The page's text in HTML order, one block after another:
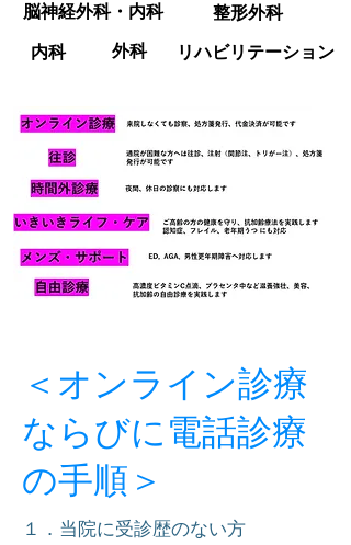
脳神経外科・内科 整形外科
内科 外科 リハビリテーション
＜オンライン診療
ならびに電話診療
の手順＞
１．当院に受診歴のない方